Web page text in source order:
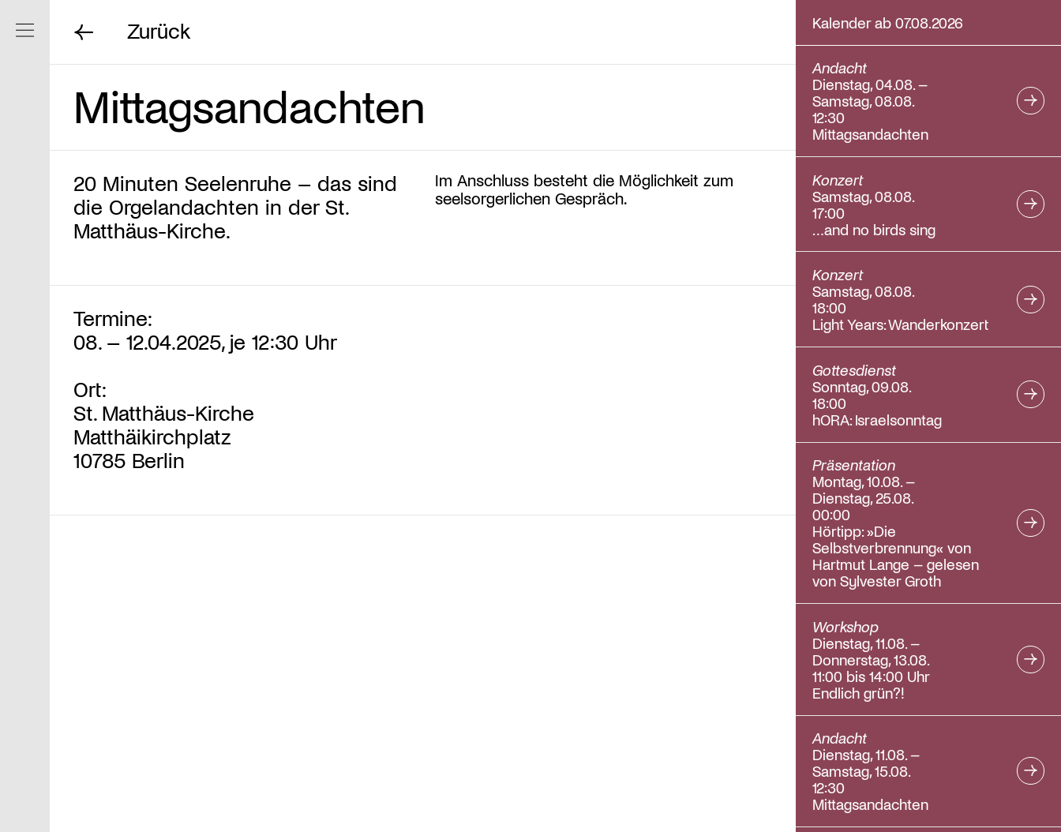
Navigation ein/ausblenden
Zurück
Mittagsandachten
20 Minuten Seelenruhe – das sind
die Orgelandachten in der St.
Matthäus-Kirche.
Im Anschluss besteht die Möglichkeit zum
seelsorgerlichen Gespräch.
Termine:
08. – 12.04.2025, je 12:30 Uhr
Ort:
St. Matthäus-Kirche
Matthäikirchplatz
10785 Berlin
Kalender ab 07.08.2026
Andacht
Dienstag, 04.08. –
Samstag, 08.08.
12:30
Mittagsandachten
Konzert
Samstag, 08.08.
17:00
…and no birds sing
Konzert
Samstag, 08.08.
18:00
Light Years: Wanderkonzert
Gottesdienst
Sonntag, 09.08.
18:00
hORA: Israelsonntag
Präsentation
Montag, 10.08. –
Dienstag, 25.08.
00:00
Hörtipp: »Die
Selbstverbrennung« von
Hartmut Lange – gelesen
von Sylvester Groth
Workshop
Dienstag, 11.08. –
Donnerstag, 13.08.
11:00 bis 14:00 Uhr
Endlich grün?!
Andacht
Dienstag, 11.08. –
Samstag, 15.08.
12:30
Mittagsandachten